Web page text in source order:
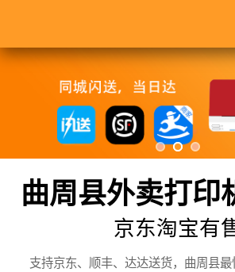
曲周县外卖打印
京东淘宝有
支持京东、顺丰、达达送货，曲周县